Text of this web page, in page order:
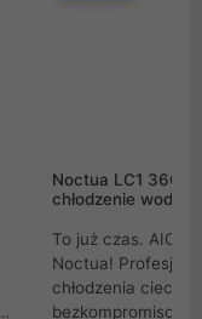
Noctua LC1
chłodzenie wodne
To już czas. AIO
Noctua!
chłodzenia cieczą